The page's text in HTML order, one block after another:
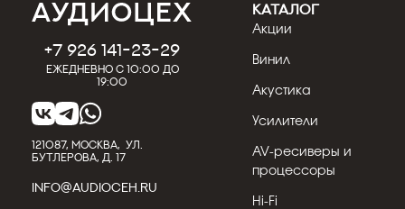
+7 926 141-23-29
Ежедневно с 10:00 до
19:00
121087, МОСКВА, УЛ.
БУТЛЕРОВА, Д. 17
INFO@AUDIOCEH.RU
КАТАЛОГ
Акции
Винил
Акустика
Усилители
AV-ресиверы и
процессоры
Hi-Fi